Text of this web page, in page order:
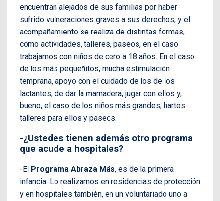
encuentran alejados de sus familias por haber
sufrido vulneraciones graves a sus derechos, y el
acompañamiento se realiza de distintas formas,
como actividades, talleres, paseos, en el caso
trabajamos con niños de cero a 18 años. En el caso
de los más pequeñitos, mucha estimulación
temprana, apoyo con el cuidado de los de los
lactantes, de dar la mamadera, jugar con ellos y,
bueno, el caso de los niños más grandes, hartos
talleres para ellos y paseos.
-¿Ustedes tienen además otro programa
que acude a hospitales?
-El Programa Abraza Más, es de la primera
infancia. Lo realizamos en residencias de protección
y en hospitales también, en un voluntariado uno a